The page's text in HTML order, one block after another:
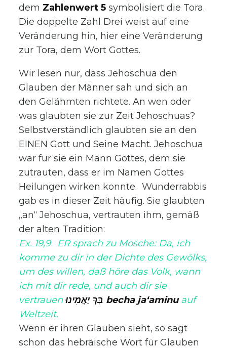
dem Zahlenwert 5 symbolisiert die Tora.
Die doppelte Zahl Drei weist auf eine
Veränderung hin, hier eine Veränderung
zur Tora, dem Wort Gottes.
Wir lesen nur, dass Jehoschua den
Glauben der Männer sah und sich an
den Gelähmten richtete. An wen oder
was glaubten sie zur Zeit Jehoschuas?
Selbstverständlich glaubten sie an den
EINEN Gott und Seine Macht. Jehoschua
war für sie ein Mann Gottes, dem sie
zutrauten, dass er im Namen Gottes
Heilungen wirken konnte. Wunderrabbis
gab es in dieser Zeit häufig. Sie glaubten
„an“ Jehoschua, vertrauten ihm, gemäß
der alten Tradition:
Ex. 19,9 ER sprach zu Mosche: Da, ich
komme zu dir in der Dichte des Gewölks,
um des willen, daß höre das Volk, wann
ich mit dir rede, und auch dir sie
vertrauen
בְּךָ יַאֲמִינוּ becha ja‘aminuauf
Weltzeit.
Wenn er ihren Glauben sieht, so sagt
schon das hebräische Wort für Glauben